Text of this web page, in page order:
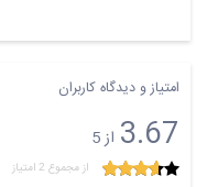
امتیاز و دیدگاه کاربران
3.67 از 5
از مجموع 2 امتیاز